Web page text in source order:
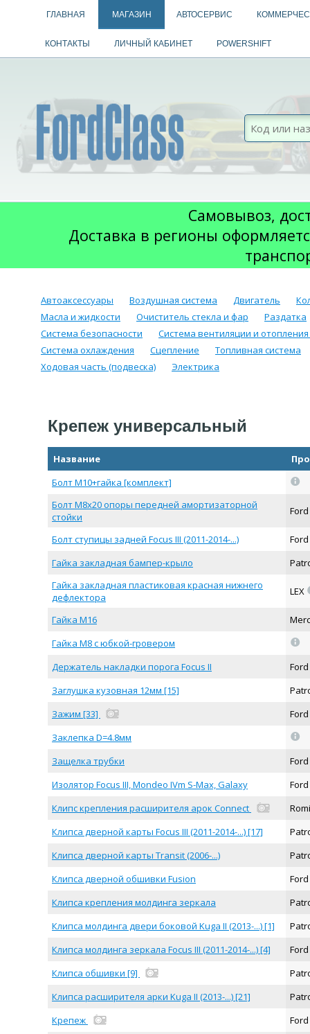
ГЛАВНАЯ МАГАЗИН АВТОСЕРВИС
КОНТАКТЫ ЛИЧНЫЙ КАБИНЕТ POWERSHIFT
Самовывоз,
Доставка в регионы
Автоаксессуары Воздушная система Двигатель
Масла и жидкости
Очиститель стекла и фар
Раздатка
Система безопасности
Система вентиляции и
Система охлаждения
Сцепление
Топливная система
Ходовая часть (подвеска)
Электрика
Крепеж универсальный
Название
Болт М10+гайка [комплект]
=
Болт М8х20 опоры передней амортизаторной
стойки
Ford
Болт ступицы задней Focus III (2011-2014-...)
Ford
Гайка закладная бампер-крыло
Гайка закладная пластиковая красная нижнего
дефлектора
LEX
Гайка М16
Гайка М8 с юбкой-гровером
=
Держатель накладки порога Focus II
Ford
Заглушка кузовная 12мм [15]
Зажим [33]
Ford
Заклепка D=4.8мм
=
Защелка трубки
Изолятор Focus III, Mondeo IVm S-Max, Galaxy
Ford
Клипс крепления расширителя арок Connect
Клипса дверной карты Focus III (2011-2014-...) [17]
Клипса дверной карты Transit (2006-...)
Клипса дверной обшивки Fusion
Ford
Клипса крепления молдинга зеркала
Клипса молдинга двери боковой Kuga II (2013-...) [1]
Клипса молдинга зеркала Focus III (2011-2014-...) [4]
Ford
Клипса обшивки [9]
Клипса расширителя арки Kuga II (2013-...) [21]
Крепеж
Ford